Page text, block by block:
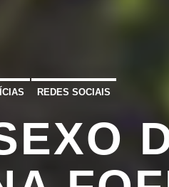
REDES SOCIAIS